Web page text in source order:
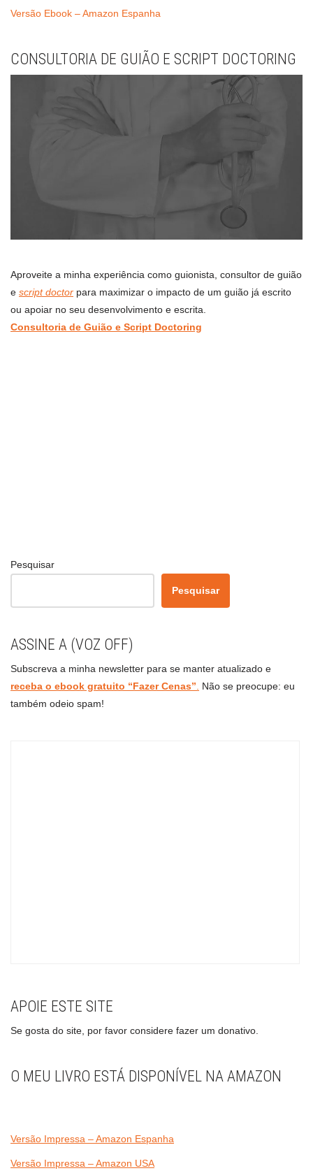
Versão Ebook – Amazon Espanha
CONSULTORIA DE GUIÃO E SCRIPT DOCTORING
Aproveite a minha experiência como guionista, consultor de guião
e script doctor para maximizar o impacto de um guião já escrito
ou apoiar no seu desenvolvimento e escrita.
Consultoria de Guião e Script Doctoring
Pesquisar
Pesquisar
ASSINE A (VOZ OFF)
Subscreva a minha newsletter para se manter atualizado e
receba o ebook gratuito “Fazer Cenas”
Não se preocupe: eu
também odeio spam!
APOIE ESTE SITE
Se gosta do site, por favor considere fazer um donativo.
O MEU LIVRO ESTÁ DISPONÍVEL NA AMAZON
Versão Impressa – Amazon Espanha
Versão Impressa – Amazon USA